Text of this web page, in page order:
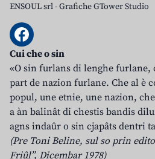
ENSOUL srl-Grafiche GTower Studio
Cui che o sin
«O sin furlans di lenghe furlane,
part de nazion furlane. Che al è
popul, une etnie, une nazion,
a àn balinât di chestis bandis
agns indaûr o sin cjapâts dentri
(Pre Toni Beline, sul so prin
Friûl”, Dicembar 1978)